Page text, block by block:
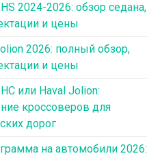
2024-2026: обзор седана,
и цены
2026: полный обзор,
и цены
или Haval Jolion:
кроссоверов для
дорог
на автомобили 2026: